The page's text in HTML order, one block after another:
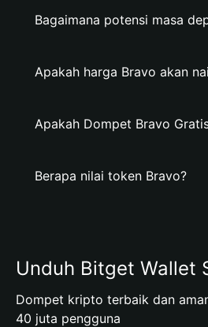
Bagaimana potensi masa
Apakah harga Bravo akan
Apakah Dompet Bravo
Berapa nilai token Bravo?
Unduh Bitget Wallet
Dompet kripto terbaik dan
40 juta pengguna